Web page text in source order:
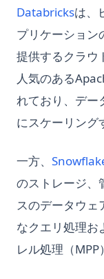
Does ChatGPT
Does ChatGPT
AI Learning and
Does ChatGPT Use
Ecoute: An
Communication
Ecoute： OpenAI
Exploring DB
Processing
FinGPT:
Centric Approach
ンスを革新
Matplotlibの注釈
Matplotlibの軸目盛
る
Matplotlibを使った
Matplotlibを使った
Matplotlibを使用し
Matplotlibアニメ
ゼーションを作成
Matplotlibスタイル
化を実現する
Matplotlibプロット
イド）
Pandas Merge &
Pandas Merge &
Pandas Merge:
DataFrames in
Pandas Merge：
Pandas
Pandas Pivot
Excel (Guide)
Pandas Pivot vs
Pandas Pivot vs
Pandas
Pandas
使いこなす
Pandas
Pandas
Pandasの2つの
PyPDF2：PDFの
PyTorch の
Pylance: The
for Visual Studio
Pylance：Visual
グ方法
Streamlitアプリの
Streamlitコンポー
Streamlitチャット
Streamlitファイル
プロードと表示の
Top 7 Streamlit
VSCode で
Want to Build
Here's How:
Databricksは、
プリケーション
提供するクラウ
人気のある
れており、デー
にスケーリング
一方、
のストレージ、
スのデータウェ
なクエリ処理お
レル処理（MPP